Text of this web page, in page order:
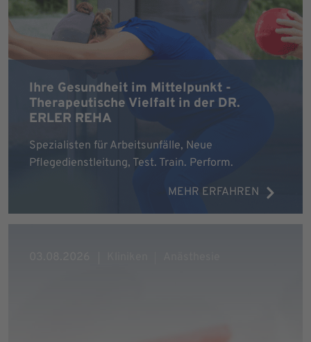
Ihre Gesundheit im Mittelpunkt -
Therapeutische Vielfalt in der DR.
ERLER REHA
Spezialisten für Arbeitsunfälle, Neue
Pflegedienstleitung, Test. Train. Perform.
MEHR ERFAHREN